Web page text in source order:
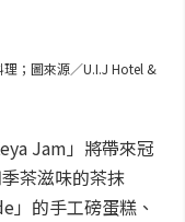
；圖來源／U.I.J Hotel &
Jam」將帶來冠
茶滋味的茶抹
」的手工磅蛋糕、